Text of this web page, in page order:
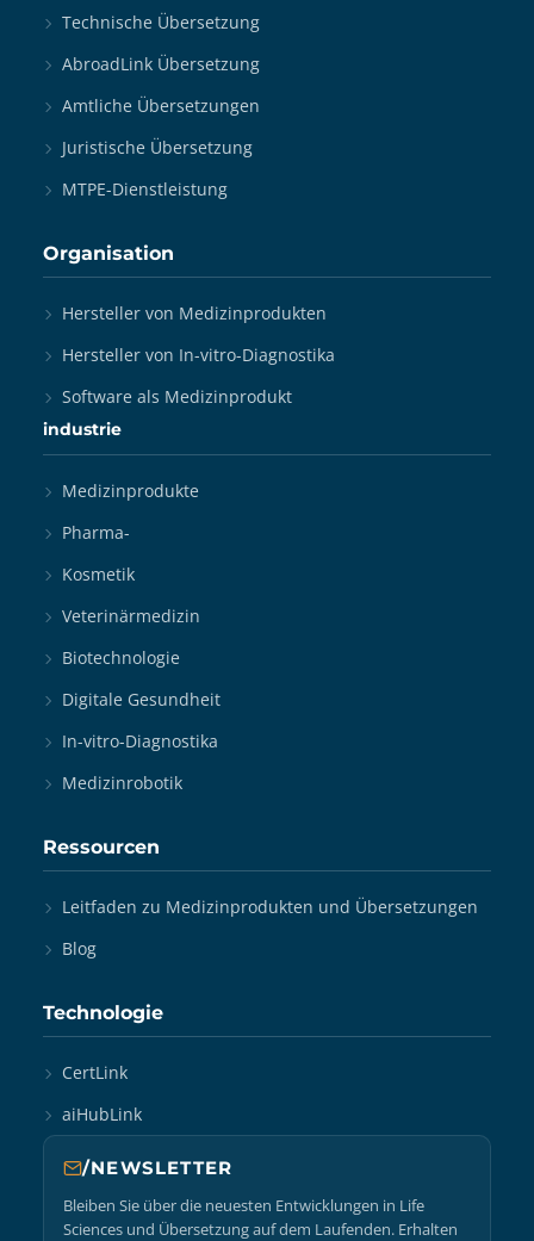
Technische Übersetzung
AbroadLink Übersetzung
Amtliche Übersetzungen
Juristische Übersetzung
MTPE-Dienstleistung
Organisation
Hersteller von Medizinprodukten
Hersteller von In-vitro-Diagnostika
Software als Medizinprodukt
industrie
Medizinprodukte
Pharma-
Kosmetik
Veterinärmedizin
Biotechnologie
Digitale Gesundheit
In-vitro-Diagnostika
Medizinrobotik
Ressourcen
Leitfaden zu Medizinprodukten und Übersetzungen
Blog
Technologie
CertLink
aiHubLink
/NEWSLETTER
Bleiben Sie über die neuesten Entwicklungen in Life
Sciences und Übersetzung auf dem Laufenden. Erhalten